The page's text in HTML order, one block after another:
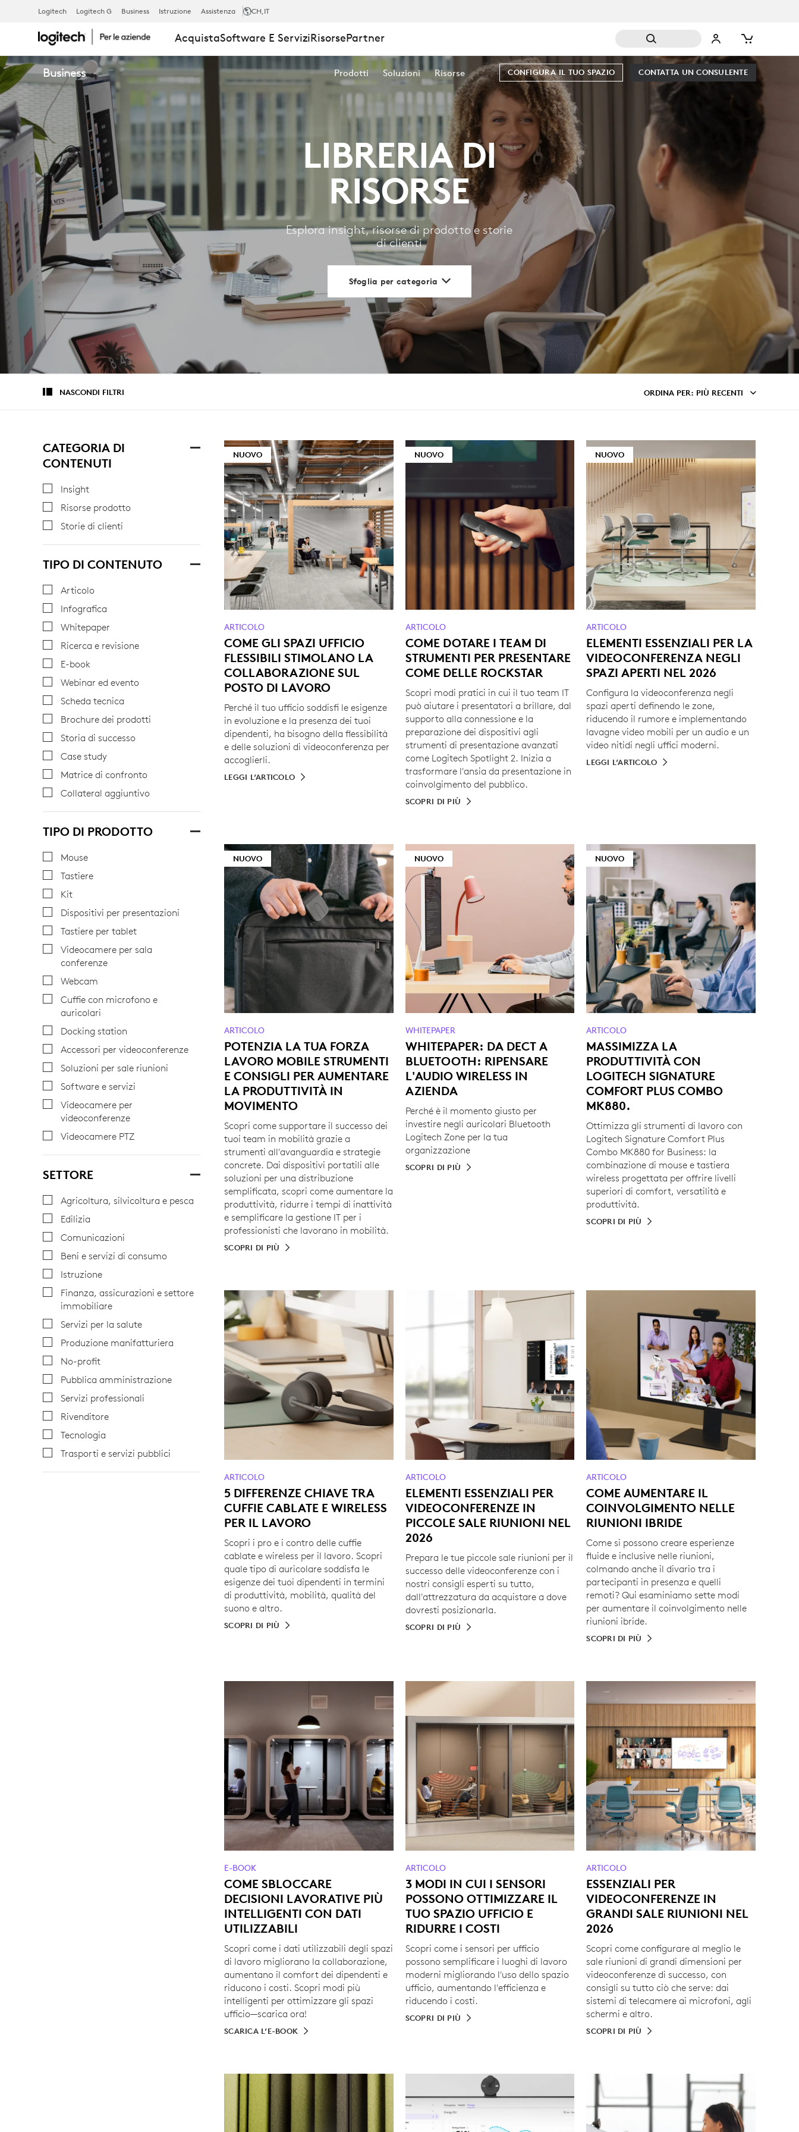
LIBRERIA
RISORSE
|
LOGITECH
BUSINESS
Logitech Logitech G Business Istruzione Assistenza CH,IT
AcquistaSoftware E ServiziRisorsePartner
Business Prodotti Soluzioni Risorse CONTATTA UN CONSULENTE
CONFIGURA IL TUO SPAZIO
LIBRERIA DI
RISORSE
Esplora insight, risorse di prodotto e storie
di clienti
Sfoglia per categoria
NASCONDI FILTRI ORDINA PER : PIÙ RECENTI
CATEGORIA DI
CONTENUTI
Insight
Risorse prodotto
Storie di clienti
TIPO DI CONTENUTO
Articolo
Infografica
Whitepaper
Ricerca e revisione
E-book
Webinar ed evento
Scheda tecnica
Brochure dei prodotti
Storia di successo
Case study
Matrice di confronto
Collateral aggiuntivo
TIPO DI PRODOTTO
Mouse
Tastiere
Kit
Dispositivi per presentazioni
Tastiere per tablet
Videocamere per sala
conferenze
Webcam
Cuffie con microfono e
auricolari
Docking station
Accessori per videoconferenze
Soluzioni per sale riunioni
Software e servizi
Videocamere per
videoconferenze
Videocamere PTZ
SETTORE
Agricoltura, silvicoltura e pesca
Edilizia
Comunicazioni
Beni e servizi di consumo
Istruzione
Finanza, assicurazioni e settore
immobiliare
Servizi per la salute
Produzione manifatturiera
No-profit
Pubblica amministrazione
Servizi professionali
Rivenditore
Tecnologia
Trasporti e servizi pubblici
NUOVO
ARTICOLO
COME GLI SPAZI UFFICIO
FLESSIBILI STIMOLANO LA
COLLABORAZIONE SUL
POSTO DI LAVORO
Perché il tuo ufficio soddisfi le esigenze
in evoluzione e la presenza dei tuoi
dipendenti, ha bisogno della flessibilità
e delle soluzioni di videoconferenza per
accoglierli.
LEGGI L’ARTICOLO
NUOVO
ARTICOLO
COME DOTARE I TEAM DI
STRUMENTI PER PRESENTARE
COME DELLE ROCKSTAR
Scopri modi pratici in cui il tuo team IT
può aiutare i presentatori a brillare, dal
supporto alla connessione e la
preparazione dei dispositivi agli
strumenti di presentazione avanzati
come Logitech Spotlight 2. Inizia a
trasformare l'ansia da presentazione in
coinvolgimento del pubblico.
SCOPRI DI PIÙ
NUOVO
ARTICOLO
ELEMENTI ESSENZIALI PER LA
VIDEOCONFERENZA NEGLI
SPAZI APERTI NEL 2026
Configura la videoconferenza negli
spazi aperti definendo le zone,
riducendo il rumore e implementando
lavagne video mobili per un audio e un
video nitidi negli uffici moderni.
LEGGI L’ARTICOLO
NUOVO
ARTICOLO
POTENZIA LA TUA FORZA
LAVORO MOBILE STRUMENTI
E CONSIGLI PER AUMENTARE
LA PRODUTTIVITÀ IN
MOVIMENTO
Scopri come supportare il successo dei
tuoi team in mobilità grazie a
strumenti all'avanguardia e strategie
concrete. Dai dispositivi portatili alle
soluzioni per una distribuzione
semplificata, scopri come aumentare la
produttività, ridurre i tempi di inattività
e semplificare la gestione IT per i
professionisti che lavorano in mobilità.
SCOPRI DI PIÙ
NUOVO
WHITEPAPER
WHITEPAPER: DA DECT A
BLUETOOTH: RIPENSARE
L'AUDIO WIRELESS IN
AZIENDA
Perché è il momento giusto per
investire negli auricolari Bluetooth
Logitech Zone per la tua
organizzazione
SCOPRI DI PIÙ
NUOVO
ARTICOLO
MASSIMIZZA LA
PRODUTTIVITÀ CON
LOGITECH SIGNATURE
COMFORT PLUS COMBO
MK880.
Ottimizza gli strumenti di lavoro con
Logitech Signature Comfort Plus
Combo MK880 for Business: la
combinazione di mouse e tastiera
wireless progettata per offrire livelli
superiori di comfort, versatilità e
produttività.
SCOPRI DI PIÙ
ARTICOLO
5 DIFFERENZE CHIAVE TRA
CUFFIE CABLATE E WIRELESS
PER IL LAVORO
Scopri i pro e i contro delle cuffie
cablate e wireless per il lavoro. Scopri
quale tipo di auricolare soddisfa le
esigenze dei tuoi dipendenti in termini
di produttività, mobilità, qualità del
suono e altro.
SCOPRI DI PIÙ
ARTICOLO
ELEMENTI ESSENZIALI PER
VIDEOCONFERENZE IN
PICCOLE SALE RIUNIONI NEL
2026
Prepara le tue piccole sale riunioni per il
successo delle videoconferenze con i
nostri consigli esperti su tutto,
dall'attrezzatura da acquistare a dove
dovresti posizionarla.
SCOPRI DI PIÙ
ARTICOLO
COME AUMENTARE IL
COINVOLGIMENTO NELLE
RIUNIONI IBRIDE
Come si possono creare esperienze
fluide e inclusive nelle riunioni,
colmando anche il divario tra i
partecipanti in presenza e quelli
remoti? Qui esaminiamo sette modi
per aumentare il coinvolgimento nelle
riunioni ibride.
SCOPRI DI PIÙ
E-BOOK
COME SBLOCCARE
DECISIONI LAVORATIVE PIÙ
INTELLIGENTI CON DATI
UTILIZZABILI
Scopri come i dati utilizzabili degli spazi
di lavoro migliorano la collaborazione,
aumentano il comfort dei dipendenti e
riducono i costi. Scopri modi più
intelligenti per ottimizzare gli spazi
ufficio—scarica ora!
SCARICA L’E-BOOK
ARTICOLO
3 MODI IN CUI I SENSORI
POSSONO OTTIMIZZARE IL
TUO SPAZIO UFFICIO E
RIDURRE I COSTI
Scopri come i sensori per ufficio
possono semplificare i luoghi di lavoro
moderni migliorando l'uso dello spazio
ufficio, aumentando l'efficienza e
riducendo i costi.
SCOPRI DI PIÙ
ARTICOLO
ESSENZIALI PER
VIDEOCONFERENZE IN
GRANDI SALE RIUNIONI NEL
2026
Scopri come configurare al meglio le
sale riunioni di grandi dimensioni per
videoconferenze di successo, con
consigli su tutto ciò che serve: dai
sistemi di telecamere ai microfoni, agli
schermi e altro.
SCOPRI DI PIÙ